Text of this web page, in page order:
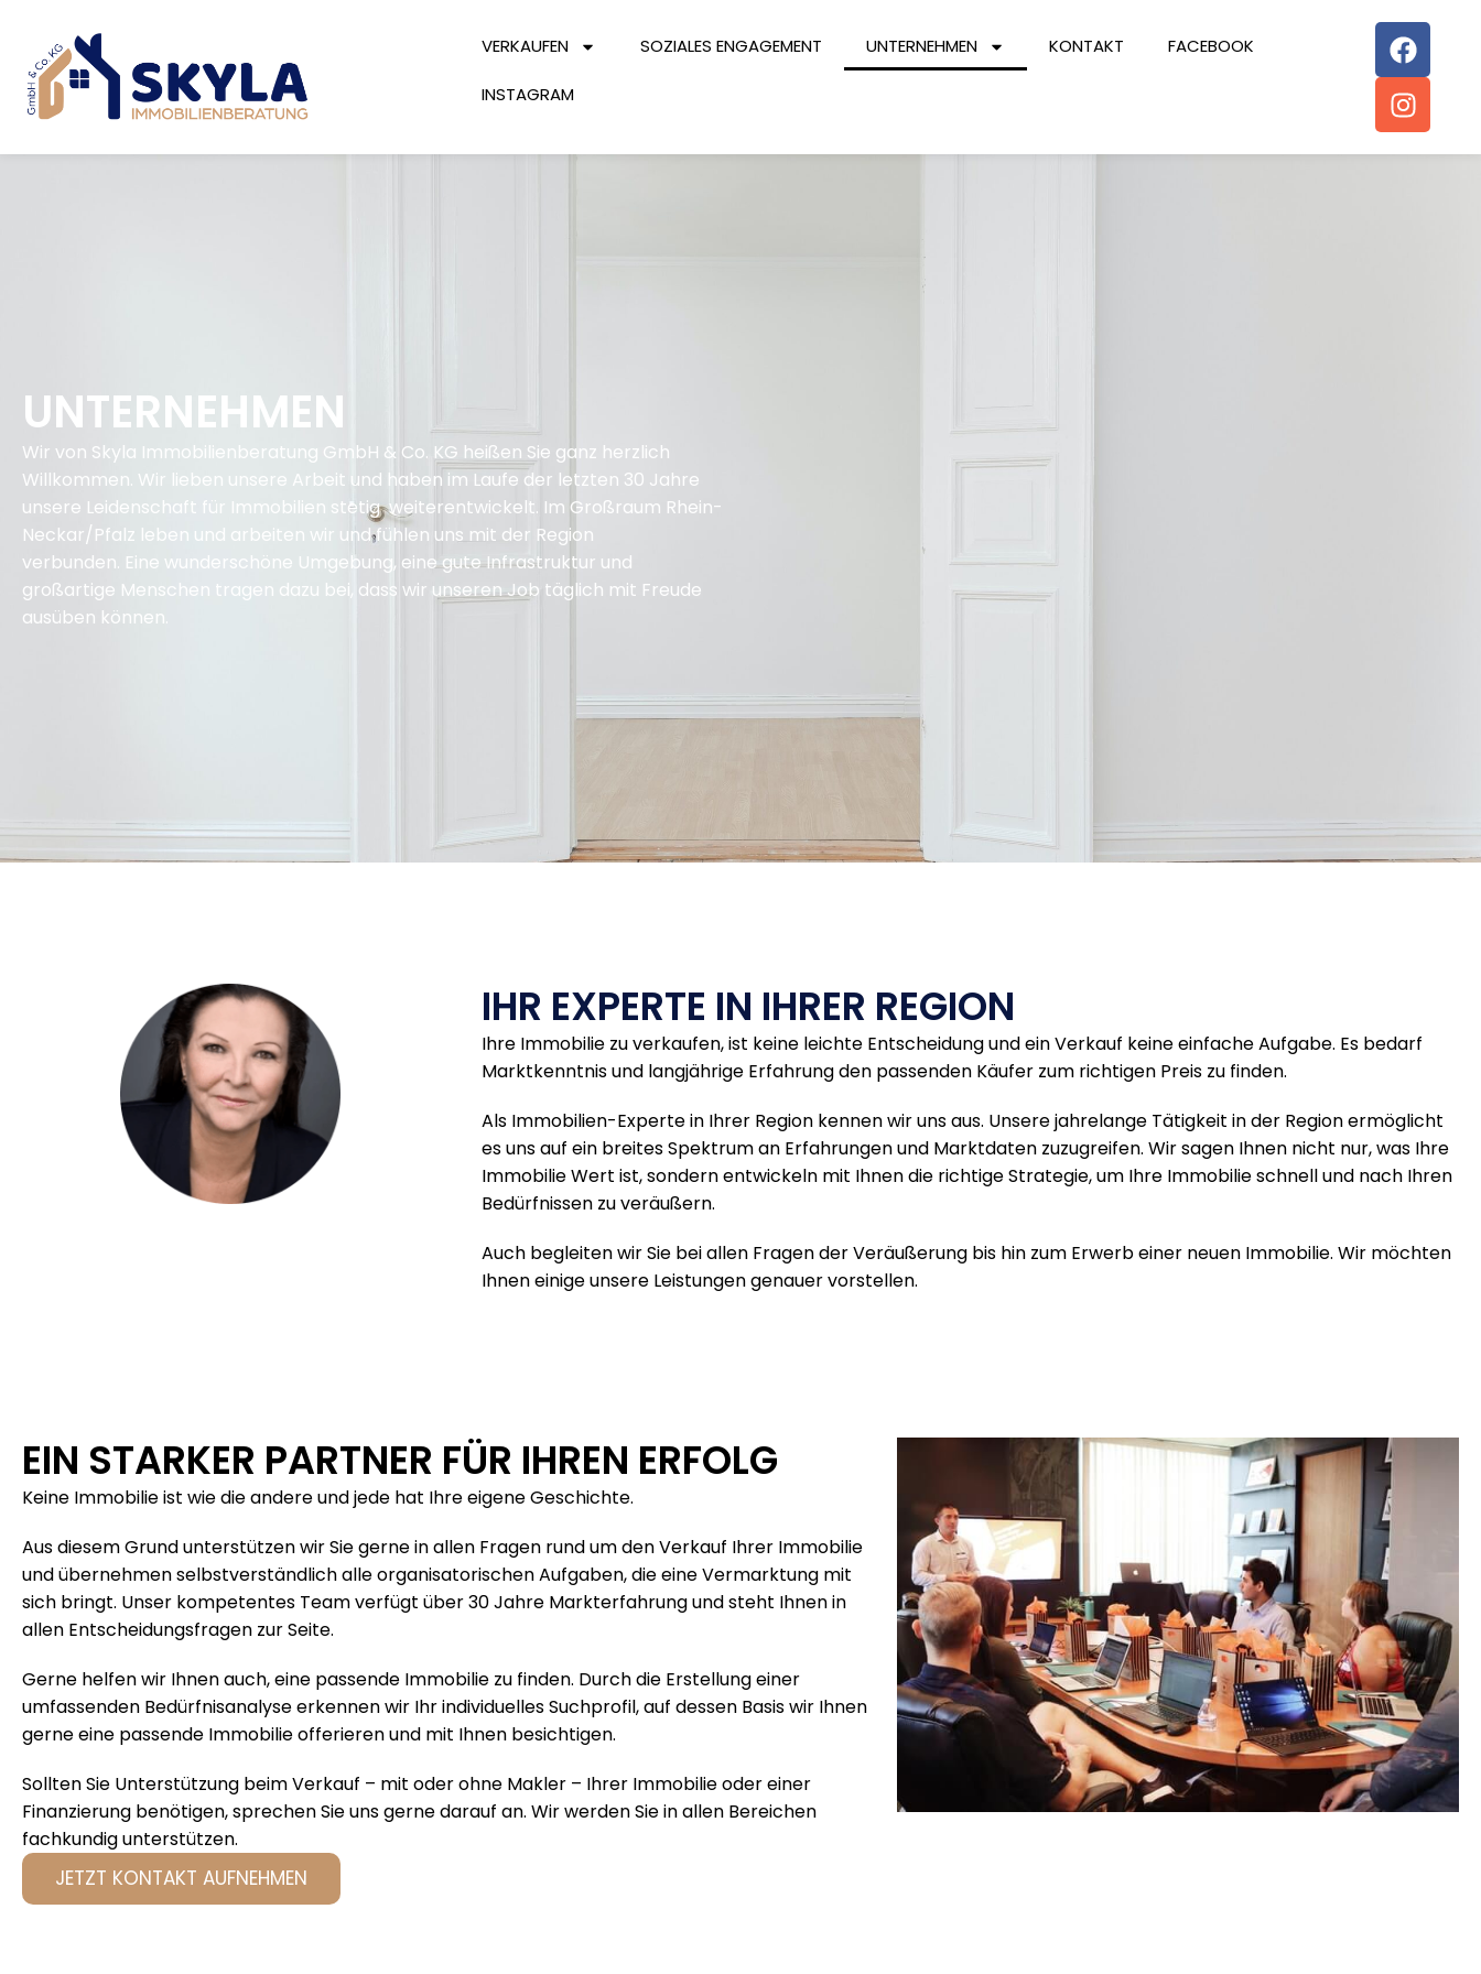
VERKAUFEN SOZIALES ENGAGEMENT UNTERNEHMEN KONTAKT FACEBOOK
INSTAGRAM
UNTERNEHMEN
Wir von Skyla Immobilienberatung GmbH & Co. KG heißen Sie ganz herzlich
Willkommen. Wir lieben unsere Arbeit und haben im Laufe der letzten 30 Jahre
unsere Leidenschaft für Immobilien stetig weiterentwickelt. Im Großraum Rhein-
Neckar/Pfalz leben und arbeiten wir und fühlen uns mit der Region
verbunden. Eine wunderschöne Umgebung, eine gute Infrastruktur und
großartige Menschen tragen dazu bei, dass wir unseren Job täglich mit Freude
ausüben können.
IHR EXPERTE IN IHRER REGION
Ihre Immobilie zu verkaufen, ist keine leichte Entscheidung und ein Verkauf keine einfache Aufgabe. Es bedarf
Marktkenntnis und langjährige Erfahrung den passenden Käufer zum richtigen Preis zu finden.
Als Immobilien-Experte in Ihrer Region kennen wir uns aus. Unsere jahrelange Tätigkeit in der Region ermöglicht
es uns auf ein breites Spektrum an Erfahrungen und Marktdaten zuzugreifen. Wir sagen Ihnen nicht nur, was Ihre
Immobilie Wert ist, sondern entwickeln mit Ihnen die richtige Strategie, um Ihre Immobilie schnell und nach Ihren
Bedürfnissen zu veräußern.
Auch begleiten wir Sie bei allen Fragen der Veräußerung bis hin zum Erwerb einer neuen Immobilie. Wir möchten
Ihnen einige unsere Leistungen genauer vorstellen.
EIN STARKER PARTNER FÜR IHREN ERFOLG
Keine Immobilie ist wie die andere und jede hat Ihre eigene Geschichte.
Aus diesem Grund unterstützen wir Sie gerne in allen Fragen rund um den Verkauf Ihrer Immobilie
und übernehmen selbstverständlich alle organisatorischen Aufgaben, die eine Vermarktung mit
sich bringt. Unser kompetentes Team verfügt über 30 Jahre Markterfahrung und steht Ihnen in
allen Entscheidungsfragen zur Seite.
Gerne helfen wir Ihnen auch, eine passende Immobilie zu finden. Durch die Erstellung einer
umfassenden Bedürfnisanalyse erkennen wir Ihr individuelles Suchprofil, auf dessen Basis wir Ihnen
gerne eine passende Immobilie offerieren und mit Ihnen besichtigen.
Sollten Sie Unterstützung beim Verkauf – mit oder ohne Makler – Ihrer Immobilie oder einer
Finanzierung benötigen, sprechen Sie uns gerne darauf an. Wir werden Sie in allen Bereichen
fachkundig unterstützen.
JETZT KONTAKT AUFNEHMEN